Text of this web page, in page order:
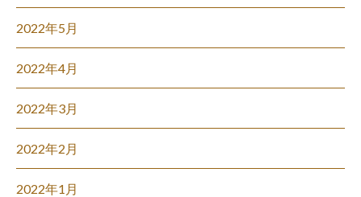
2022年5月
2022年4月
2022年3月
2022年2月
2022年1月